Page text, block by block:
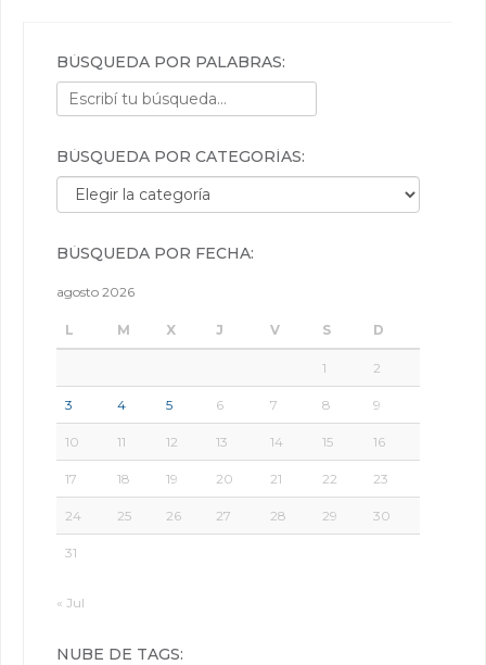
BÚSQUEDA POR PALABRAS:
BÚSQUEDA POR CATEGORÍAS:
Búsqueda por categorías:
BÚSQUEDA POR FECHA:
agosto 2026
L M X J V S D
1 2
3 4 5 6 7 8 9
10 11 12 13 14 15 16
17 18 19 20 21 22 23
24 25 26 27 28 29 30
31
« Jul
NUBE DE TAGS: